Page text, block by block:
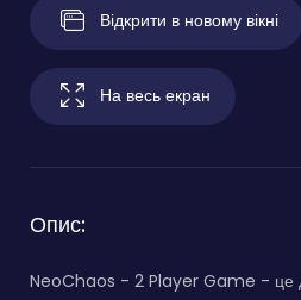
Відкрити в новому вікні
На весь екран
Опис:
NeoChaos - 2 Player Game - це